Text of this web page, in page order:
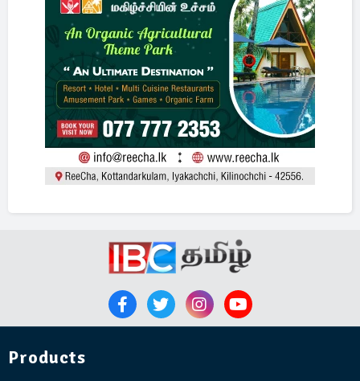
Products